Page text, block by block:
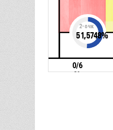
0/6
0%
2-очк
51,5748%